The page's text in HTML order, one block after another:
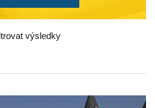
výsledky